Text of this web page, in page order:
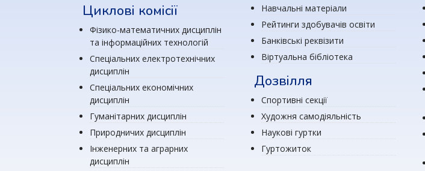
Циклові комісії
Фізико-математичних дисциплін
та інформаційних технологій
Спеціальних електротехнічних
дисциплін
Спеціальних економічних
дисциплін
Гуманітарних дисциплін
Природничих дисциплін
Інженерних та аграрних
дисциплін
Навчальні матеріали
Рейтинги здобувачів освіти
Банківські реквізити
Віртуальна бібліотека
Дозвілля
Спортивні секції
Художня самодіяльність
Наукові гуртки
Гуртожиток